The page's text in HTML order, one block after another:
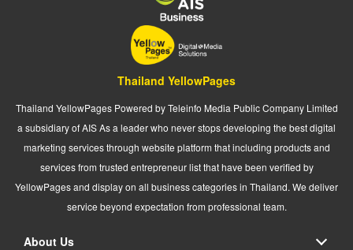
Thailand YellowPages
Thailand YellowPages Powered by Teleinfo Media Public Company Limited
a subsidiary of AIS As a leader who never stops developing the best digital
marketing services through website platform that including products and
services from trusted entrepreneur list that have been verified by
YellowPages and display on all business categories in Thailand. We deliver
service beyond expectation from professional team.
About Us